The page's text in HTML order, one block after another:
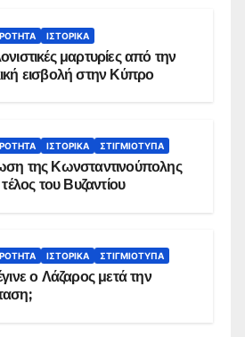
ΙΣΤΟΡΙΚΆ
μαρτυρίες από την
εισβολή στην Κύπρο
ΙΣΤΟΡΙΚΆ ΣΤΙΓΜΙΌΤΥΠΑ
της Κωνσταντινούπολης
τέλος του Βυζαντίου
ΙΣΤΟΡΙΚΆ ΣΤΙΓΜΙΌΤΥΠΑ
ο Λάζαρος μετά την